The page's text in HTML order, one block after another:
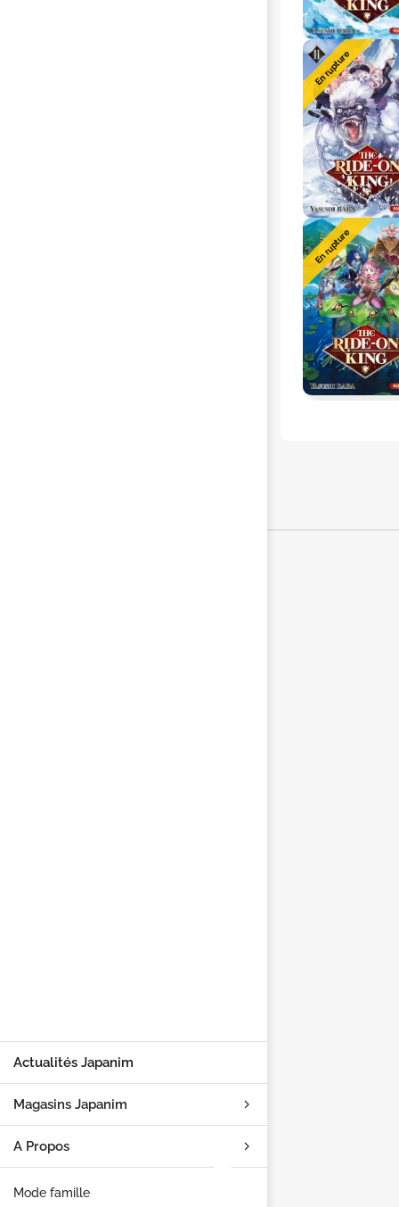
Actualités Japanim
Magasins Japanim
A Propos
Mode famille
En rupture
En rupture